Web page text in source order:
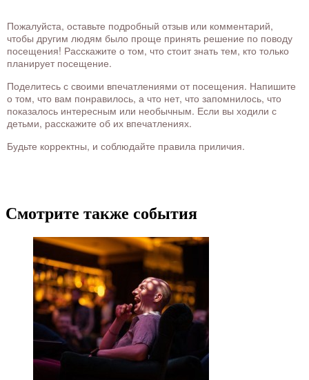
Пожалуйста, оставьте подробный отзыв или комментарий,
чтобы другим людям было проще принять решение по поводу
посещения! Расскажите о том, что стоит знать тем, кто только
планирует посещение.
Поделитесь с своими впечатлениями от посещения. Напишите
о том, что вам понравилось, а что нет, что запомнилось, что
показалось интересным или необычным. Если вы ходили с
детьми, расскажите об их впечатлениях.
Будьте корректны, и соблюдайте правила приличия.
Смотрите также события